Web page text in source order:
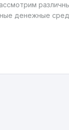
денежные